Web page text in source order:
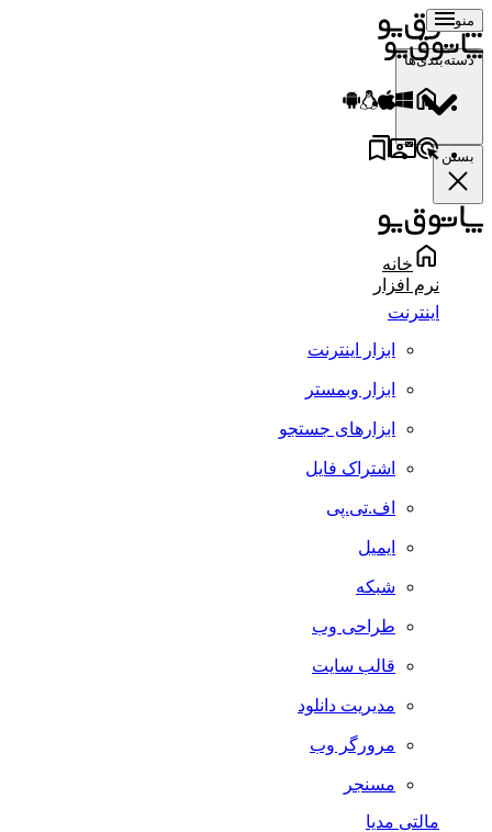
منو
دسته‌بندی‌ها
بستن
خانه
نرم افزار
اینترنت
ابزار اینترنت
ابزار وبمستر
ابزارهای جستجو
اشتراک فایل
اف.تی.پی
ایمیل
شبکه
طراحی وب
قالب سایت
مدیریت دانلود
مرورگر وب
مسنجر
مالتی مدیا